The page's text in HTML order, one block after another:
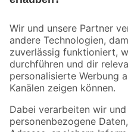
Der toom Newsletter: Keine
Zur Newsletter Anmeldung
Folge uns